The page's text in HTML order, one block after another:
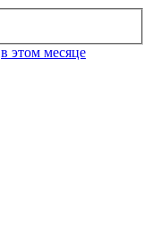
в этом месяце